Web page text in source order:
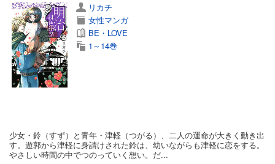
リカチ
女性マンガ
BE・LOVE
1～14巻
少女・鈴（すず）と青年・津軽（つがる）、二人の運命が大きく動き出
す。遊郭から津軽に身請けされた鈴は、幼いながらも津軽に恋をする。
やさしい時間の中でつのっていく想い。だ...